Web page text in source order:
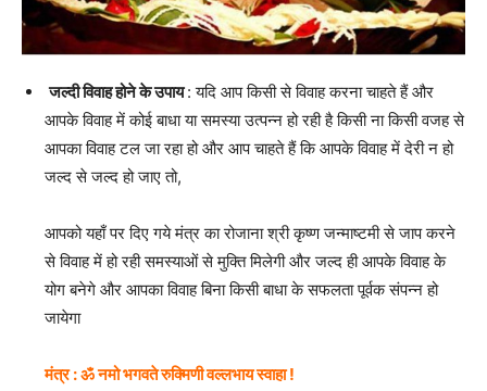
जल्दी विवाह होने के उपाय: यदि आप किसी से विवाह करना चाहते हैं और
आपके विवाह में कोई बाधा या समस्या उत्पन्न हो रही है किसी ना किसी वजह से
आपका विवाह टल जा रहा हो और आप चाहते हैं कि आपके विवाह में देरी न हो
जल्द से जल्द हो जाए तो,
आपको यहाँ पर दिए गये मंत्र का रोजाना श्री कृष्ण जन्माष्टमी से जाप करने
से विवाह में हो रही समस्याओं से मुक्ति मिलेगी और जल्द ही आपके विवाह के
योग बनेगे और आपका विवाह बिना किसी बाधा के सफलता पूर्वक संपन्न हो
जायेगा
मंत्र : ॐ नमो भगवते रुक्मिणी वल्लभाय स्वाहा !